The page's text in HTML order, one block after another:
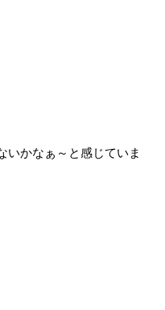
いかなぁ～と感じていま